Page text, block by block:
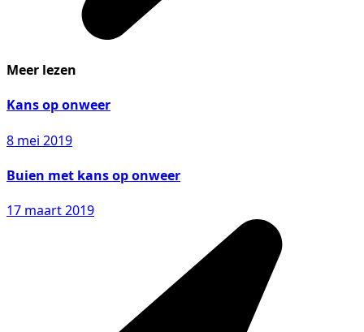
Meer lezen
Kans op onweer
8 mei 2019
Buien met kans op onweer
17 maart 2019